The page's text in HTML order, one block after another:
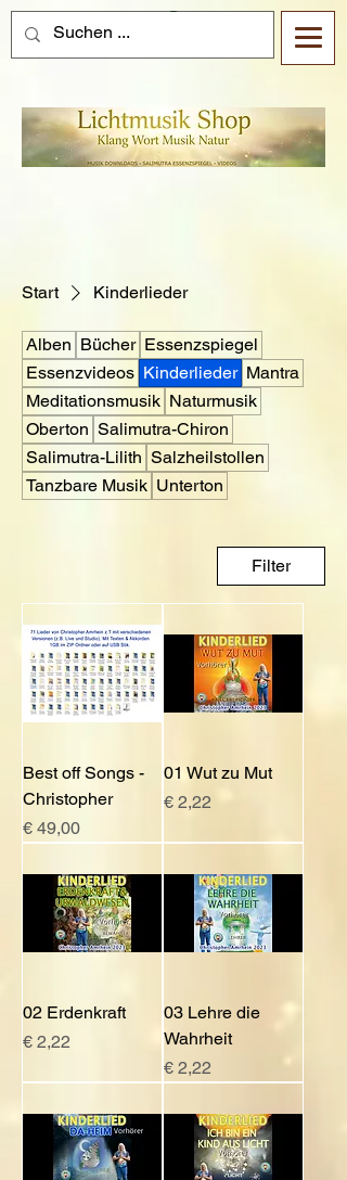
Start Kinderlieder
Alben Bücher Essenzspiegel
Essenzvideos Kinderlieder Mantra
Meditationsmusik Naturmusik
Oberton Salimutra-Chiron
Salimutra-Lilith Salzheilstollen
Tanzbare Musik Unterton
Filter
Best off Songs -
Christopher
Preis
€ 49,00
01 Wut zu Mut
Preis
€ 2,22
02 Erdenkraft
Preis
€ 2,22
03 Lehre die
Wahrheit
Preis
€ 2,22